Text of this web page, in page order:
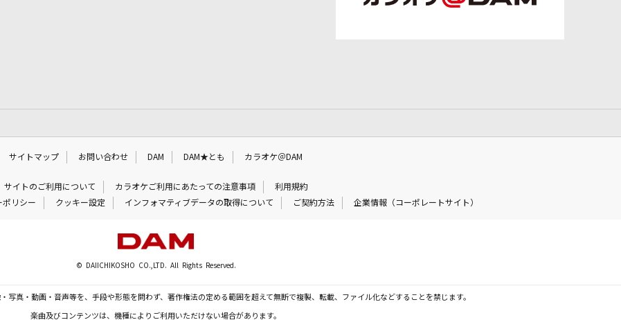
サイトマップ お問い合わせ DAM DAM★とも カラオケ＠DAM
サイトのご利用について カラオケご利用にあたっての注意事項
利用規約
ポリシー クッキー設定 インフォマティブデータの取得について ご契約方法 企業情報（コーポレートサイト）
© DAIICHIKOSHO CO.,LTD. All Rights Reserved.
写真・動画・音声等を、手段や形態を問わず、著作権法の定める範囲を超えて無断で複製、転載、ファイル化などすることを禁じます。
楽曲及びコンテンツは、機種によりご利用いただけない場合があります。